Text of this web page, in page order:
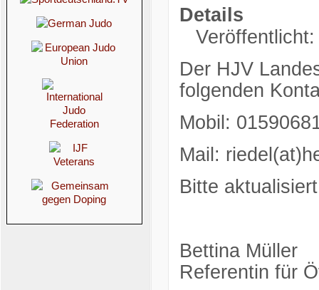
Details
Der HJV
folgenden
Mobil:
Mail:
Bitte
Bettina Müller
Referentin für